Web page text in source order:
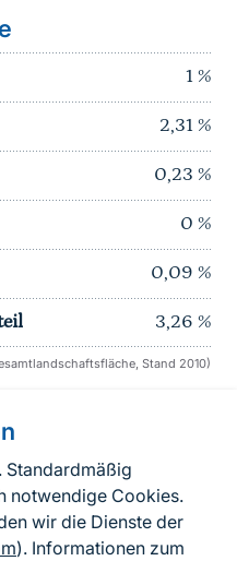
Standardmäßig
notwendige Cookies.
wir die Dienste der
). Informationen zum
1 %
2,31 %
0,23 %
0 %
0,09 %
3,26 %
Stand 2010)
BfN